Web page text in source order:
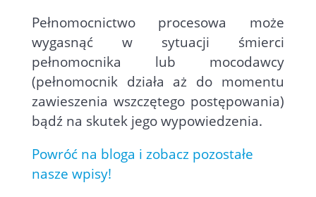
Pełnomocnictwo procesowa może
wygasnąć w sytuacji śmierci
pełnomocnika lub mocodawcy
(pełnomocnik działa aż do momentu
zawieszenia wszczętego postępowania)
bądź na skutek jego wypowiedzenia.
Powróć na bloga i zobacz pozostałe
nasze wpisy!